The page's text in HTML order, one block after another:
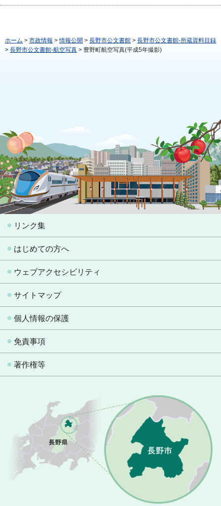
ホーム > 市政情報 >情報公開 > 長野市公文書館 > 長野市公文書館-所蔵資料目録
> 長野市公文書館-航空写真 > 豊野町航空写真(平成5年撮影)
リンク集
はじめての方へ
ウェブアクセシビリティ
サイトマップ
個人情報の保護
免責事項
著作権等